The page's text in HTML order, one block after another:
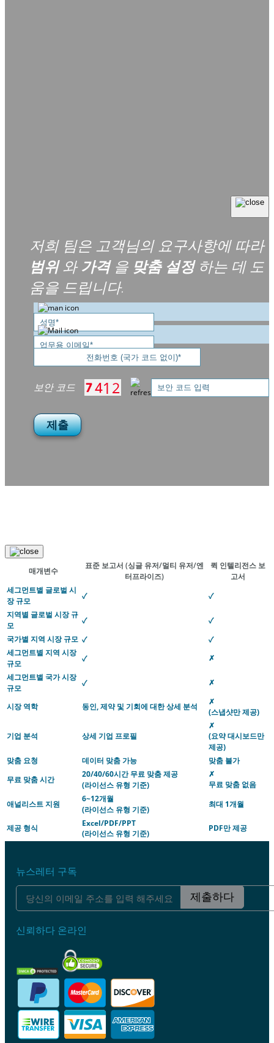
저희 팀은 고객님의 요구사항에 따라
범위와가격을 맞춤 설정하는 데 도
움을 드립니다.
보안 코드
제출
매개변수
표준 보고서 (싱글 유저/멀티 유저/엔
터프라이즈)
퀵 인텔리전스 보
고서
세그먼트별 글로벌 시
장 규모
✓
✓
지역별 글로벌 시장 규
모
✓
✓
국가별 지역 시장 규모 ✓
✓
세그먼트별 지역 시장
규모
✓
✗
세그먼트별 국가 시장
규모
✓ ✗
시장 역학 동인, 제약 및 기회에 대한 상세 분석
✗
(스냅샷만 제공)
기업 분석 상세 기업 프로필
✗
(요약 대시보드만
제공)
맞춤 요청
데이터 맞춤 가능
맞춤 불가
무료 맞춤 시간
20/40/60시간 무료 맞춤 제공
(라이선스 유형 기준)
✗
무료 맞춤 없음
애널리스트 지원
6~12개월
(라이선스 유형 기준)
최대 1개월
제공 형식
Excel/PDF/PPT
(라이선스 유형 기준)
PDF만 제공
뉴스레터 구독
제출하다
신뢰하다 온라인